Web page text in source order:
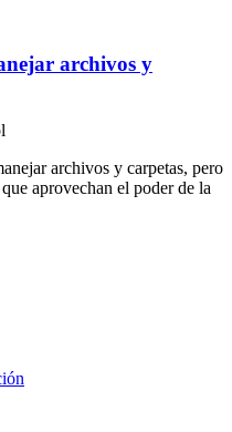
archivos y
archivos y carpetas, pero
aprovechan el poder de la